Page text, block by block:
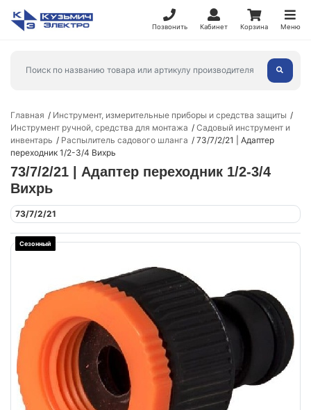
Позвонить Кабинет Корзина Меню
Главная
Инструмент, измерительные приборы и средства защиты
Инструмент ручной, средства для монтажа
Садовый инструмент и
инвентарь
Распылитель садового шланга
73/7/2/21 | Адаптер
переходник 1/2-3/4 Вихрь
73/7/2/21 | Адаптер переходник 1/2-3/4
Вихрь
73/7/2/21
Сезонный